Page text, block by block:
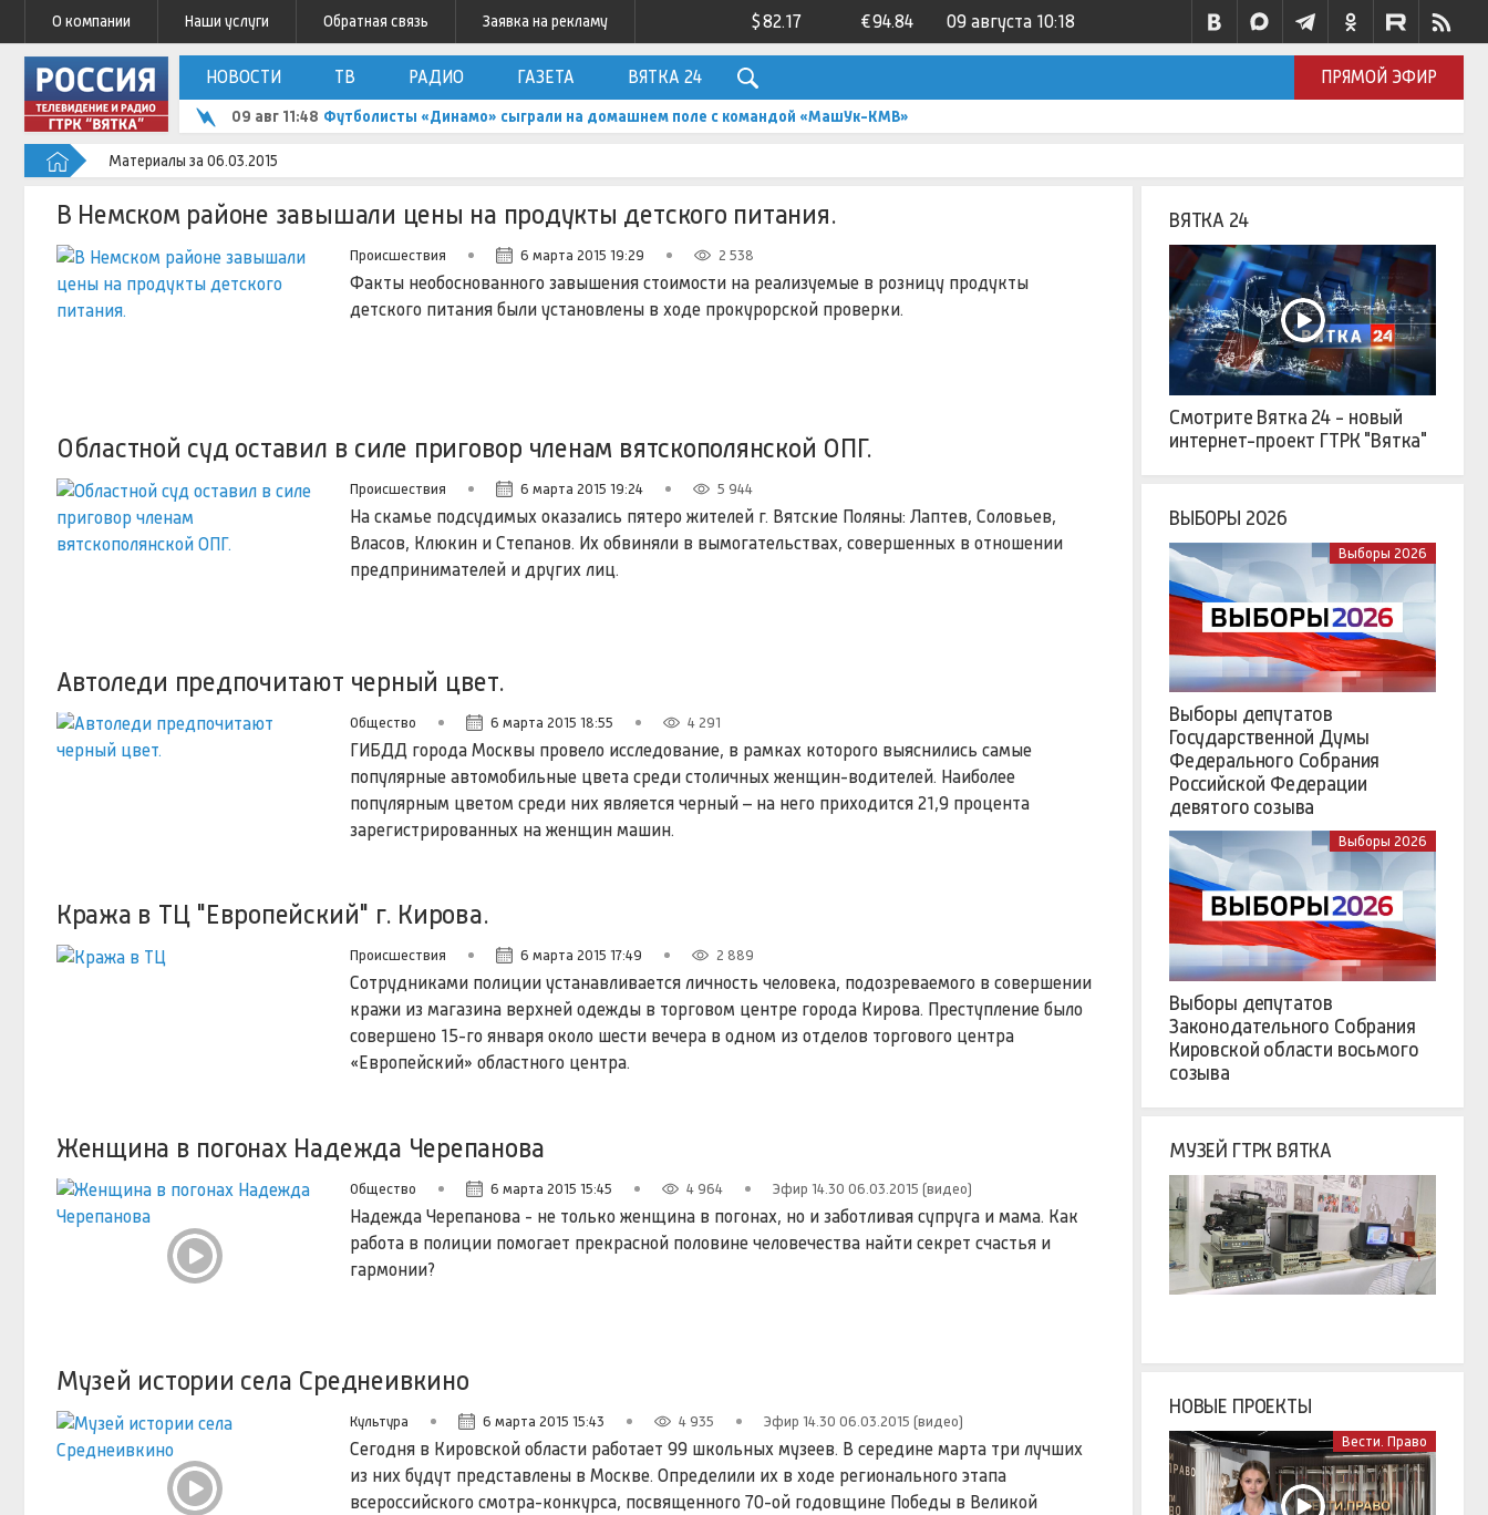
О компании Наши услуги Обратная связь Заявка на рекламу $82.17 €94.84 09 августа 10:18
НОВОСТИ ТВ РАДИО ГАЗЕТА ВЯТКА 24 ПРЯМОЙ ЭФИР
09 авг 11:48 Футболисты «Динамо» сыграли на домашнем поле с командой «МашУк-КМВ»
Материалы за 06.03.2015
В Немском районе завышали цены на продукты детского питания.
Происшествия 6 марта 2015 19:29 2 538
Факты необоснованного завышения стоимости на реализуемые в розницу продукты
детского питания были установлены в ходе прокурорской проверки.
Областной суд оставил в силе приговор членам вятскополянской ОПГ.
Происшествия 6 марта 2015 19:24 5 944
На скамье подсудимых оказались пятеро жителей г. Вятские Поляны: Лаптев, Соловьев,
Власов, Клюкин и Степанов. Их обвиняли в вымогательствах, совершенных в отношении
предпринимателей и других лиц.
Автоледи предпочитают черный цвет.
Общество 6 марта 2015 18:55 4 291
ГИБДД города Москвы провело исследование, в рамках которого выяснились самые
популярные автомобильные цвета среди столичных женщин-водителей. Наиболее
популярным цветом среди них является черный – на него приходится 21,9 процента
зарегистрированных на женщин машин.
Кража в ТЦ "Европейский" г. Кирова.
Происшествия 6 марта 2015 17:49 2 889
Сотрудниками полиции устанавливается личность человека, подозреваемого в совершении
кражи из магазина верхней одежды в торговом центре города Кирова. Преступление было
совершено 15-го января около шести вечера в одном из отделов торгового центра
«Европейский» областного центра.
Женщина в погонах Надежда Черепанова
Общество 6 марта 2015 15:45 4 964 Эфир 14.30 06.03.2015 (видео)
Надежда Черепанова - не только женщина в погонах, но и заботливая супруга и мама. Как
работа в полиции помогает прекрасной половине человечества найти секрет счастья и
гармонии?
Музей истории села Среднеивкино
Культура 6 марта 2015 15:43 4 935 Эфир 14.30 06.03.2015 (видео)
Сегодня в Кировской области работает 99 школьных музеев. В середине марта три лучших
из них будут представлены в Москве. Определили их в ходе регионального этапа
всероссийского смотра-конкурса, посвященного 70-ой годовщине Победы в Великой
ВЯТКА 24
Смотрите Вятка 24 - новый
интернет-проект ГТРК "Вятка"
ВЫБОРЫ 2026
Выборы 2026
Выборы депутатов
Государственной Думы
Федерального Собрания
Российской Федерации
девятого созыва
Выборы 2026
Выборы депутатов
Законодательного Собрания
Кировской области восьмого
созыва
МУЗЕЙ ГТРК ВЯТКА
НОВЫЕ ПРОЕКТЫ
Вести. Право